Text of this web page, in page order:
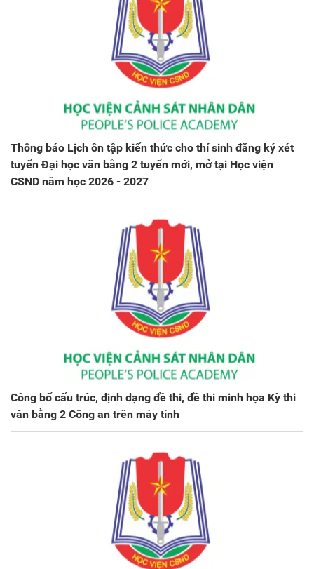
Thông báo Lịch ôn tập kiến thức cho thí sinh đăng ký xét
tuyển Đại học văn bằng 2 tuyển mới, mở tại Học viện
CSND năm học 2026 - 2027
Công bố cấu trúc, định dạng đề thi, đề thi minh họa Kỳ thi
văn bằng 2 Công an trên máy tính